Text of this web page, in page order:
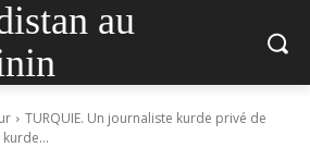
au
TURQUIE. Un journaliste kurde privé de